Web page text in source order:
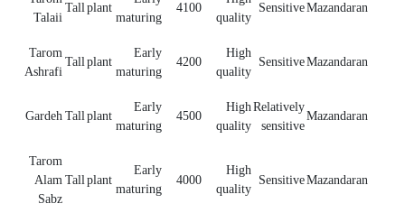
Mazandaran
Sensitive
quality
4100
maturing
Tall plant
Talaii
Mazandaran
Sensitive
High
quality
4200
Early
maturing
Tall plant
Tarom
Ashrafi
Mazandaran
Relatively
sensitive
High
quality
4500
Early
maturing
Tall plant
Gardeh
Mazandaran
Sensitive
High
quality
4000
Early
maturing
Tall plant
Tarom
Alam
Sabz